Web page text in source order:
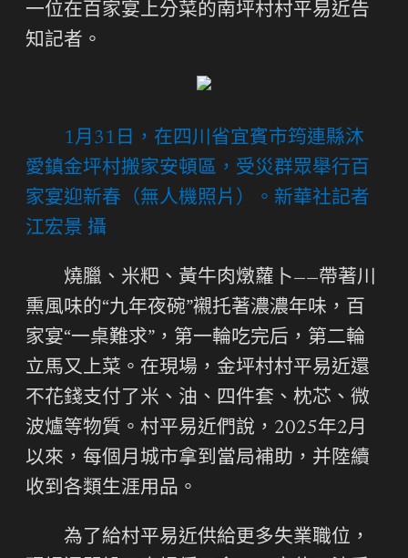
一位在百家宴上分菜的南坪村村平易近告
知記者。
1月31日，在四川省宜賓市筠連縣沐
愛鎮金坪村搬家安頓區，受災群眾舉行百
家宴迎新春（無人機照片）。新華社記者
江宏景 攝
燒臘、米粑、黃牛肉燉蘿卜——帶著川
熏風味的“九年夜碗”襯托著濃濃年味，百
家宴“一桌難求”，第一輪吃完后，第二輪
立馬又上菜。在現場，金坪村村平易近還
不花錢支付了米、油、四件套、枕芯、微
波爐等物質。村平易近們說，2025年2月
以來，每個月城市拿到當局補助，并陸續
收到各類生涯用品。
為了給村平易近供給更多失業職位，